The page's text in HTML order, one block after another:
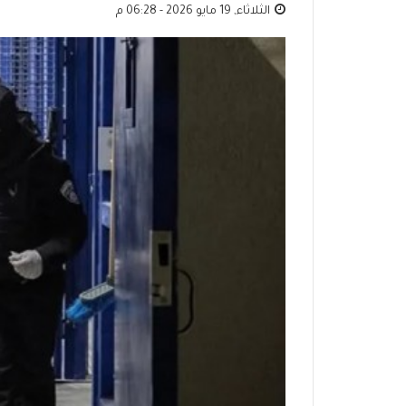
الثلاثاء, 19 مايو 2026 - 06:28 م